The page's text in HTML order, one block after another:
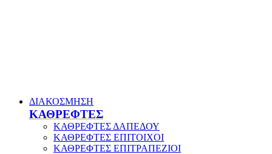
ΔΙΑΚΟΣΜΗΣΗ
ΚΑΘΡΕΦΤΕΣ
ΚΑΘΡΕΦΤΕΣ ΔΑΠΕΔΟΥ
ΚΑΘΡΕΦΤΕΣ ΕΠΙΤΟΙΧΟΙ
ΚΑΘΡΕΦΤΕΣ ΕΠΙΤΡΑΠΕΖΙΟΙ